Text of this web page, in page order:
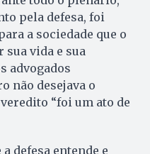
pela defesa, foi
a sociedade que o
sua vida e sua
advogados
não desejava o
“foi um ato de
defesa entende e